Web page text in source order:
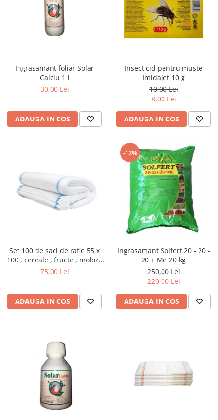
Ingrasamant foliar Solar
Calciu 1 l
30,00 Lei
ADAUGA IN COS
Insecticid pentru muste
Imidajet 10 g
10,00 Lei
8,00 Lei
ADAUGA IN COS
Set 100 de saci de rafie 55 x
100 , cereale , fructe , moloz ,
menaj si depozitare
75,00 Lei
ADAUGA IN COS
-12%
Ingrasamant Solfert 20 - 20 -
20 + Me 20 kg
250,00 Lei
220,00 Lei
ADAUGA IN COS